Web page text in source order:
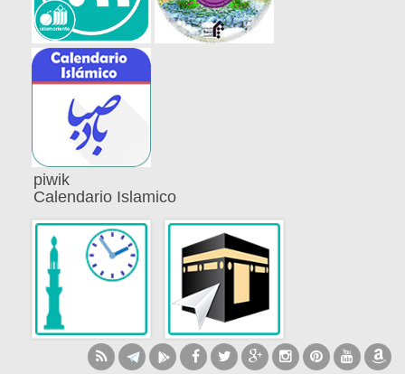
piwik
Calendario Islamico